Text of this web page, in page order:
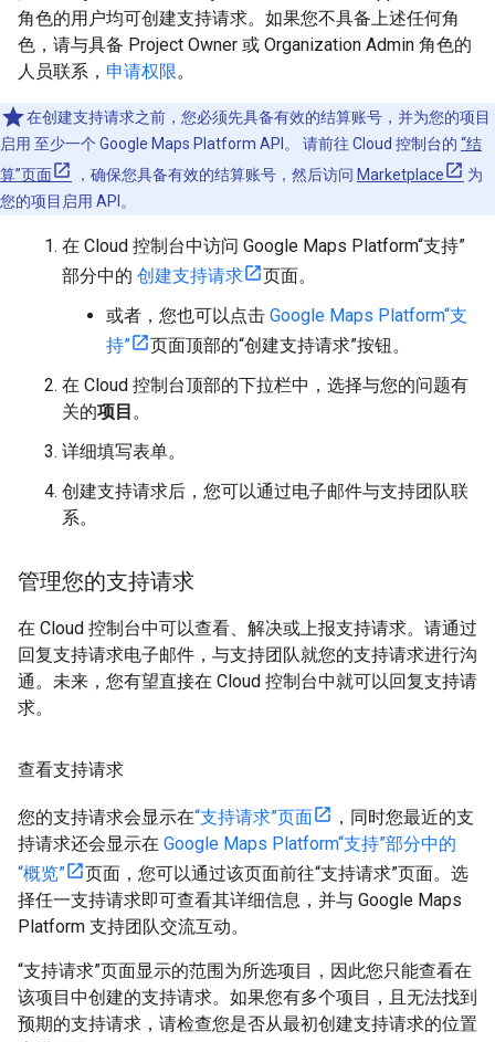
角色的用户均可创建支持请求。如果您不具备上述任何角
色，请与具备 Project Owner 或 Organization Admin 角色的
人员联系， 申请权限。
在创建支持请求之前，您必须先具备有效的结算账号，并为您的项目
启用 至少一个 Google Maps Platform API。 请前往 Cloud 控制台的 “结
算”页面
，确保您具备有效的结算账号，然后访问 Marketplace
为
您的项目启用 API。
在 Cloud 控制台中访问 Google Maps Platform“支持”
部分中的 创建支持请求
页面。
或者，您也可以点击 Google Maps Platform“支
持”
页面顶部的“创建支持请求”按钮。
在 Cloud 控制台顶部的下拉栏中，选择与您的问题有
关的项目 。
详细填写表单。
创建支持请求后，您可以通过电子邮件与支持团队联
系。
管理您的支持请求
在 Cloud 控制台中可以查看、解决或上报支持请求。请通过
回复支持请求电子邮件，与支持团队就您的支持请求进行沟
通。未来，您有望直接在 Cloud 控制台中就可以回复支持请
求。
查看支持请求
您的支持请求会显示在“支持请求”页面
，同时您最近的支
持请求还会显示在 Google Maps Platform“支持”部分中的
“概览”
页面，您可以通过该页面前往“支持请求”页面。选
择任一支持请求即可查看其详细信息，并与 Google Maps
Platform 支持团队交流互动。
“支持请求”页面显示的范围为所选项目，因此您只能查看在
该项目中创建的支持请求。如果您有多个项目，且无法找到
预期的支持请求，请检查您是否从最初创建支持请求的位置